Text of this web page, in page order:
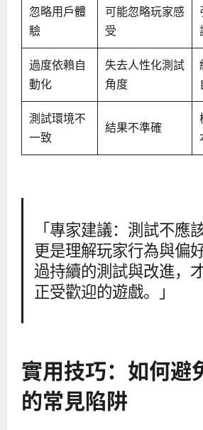
忽略用戶體
驗
可能忽略玩家感
受
過度依賴自
動化
失去人性化測試
角度
測試環境不
一致
結果不準確
「專家建議：測試不應
更是理解玩家行為與偏
過持續的測試與改進，
正受歡迎的遊戲。」
實用技巧：如何避
的常見陷阱